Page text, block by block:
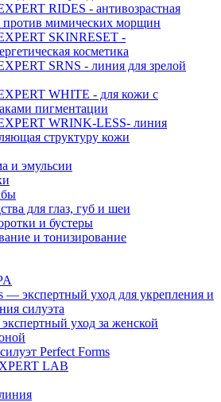
RIDES - антивозрастная
против мимических морщин
SKINRESET -
косметика
SRNS - линия для зрелой
WHITE - для кожи с
пигментации
WRINK-LESS- линия
структуру кожи
и эмульсии
для глаз, губ и шеи
и бустеры
и тонизирование
— экспертный уход для укрепления и
силуэта
уход за женской
Perfect Forms
LAB